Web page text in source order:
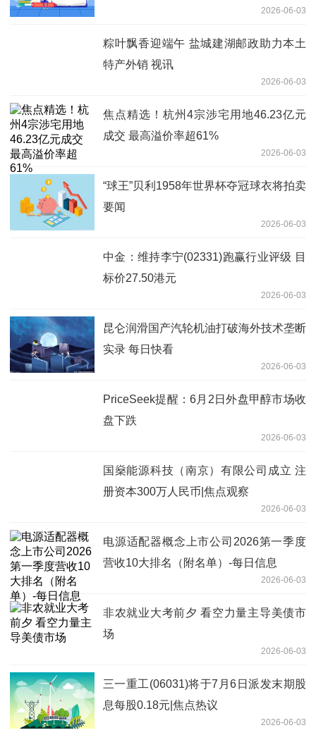
2026-06-03
粽叶飘香迎端午 盐城建湖邮政助力本土
特产外销 视讯
2026-06-03
焦点精选！杭州4宗涉宅用地46.23亿元
成交 最高溢价率超61%
2026-06-03
“球王”贝利1958年世界杯夺冠球衣将拍卖
要闻
2026-06-03
中金：维持李宁(02331)跑赢行业评级 目
标价27.50港元
2026-06-03
昆仑润滑国产汽轮机油打破海外技术垄断
实录 每日快看
2026-06-03
PriceSeek提醒：6月2日外盘甲醇市场收
盘下跌
2026-06-03
国燊能源科技（南京）有限公司成立 注
册资本300万人民币|焦点观察
2026-06-03
电源适配器概念上市公司2026第一季度
营收10大排名（附名单）-每日信息
2026-06-03
非农就业大考前夕 看空力量主导美债市
场
2026-06-03
三一重工(06031)将于7月6日派发末期股
息每股0.18元|焦点热议
2026-06-03